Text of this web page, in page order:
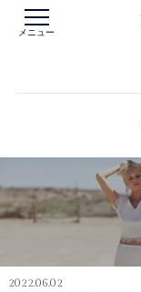
メニュー
2022.06.02